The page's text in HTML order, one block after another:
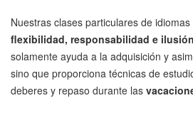
Nuestras clases particulares de
flexibilidad, responsabilidad e ilusión
solamente ayuda a la adquisición y
sino que proporciona técnicas de
deberes y repaso durante las